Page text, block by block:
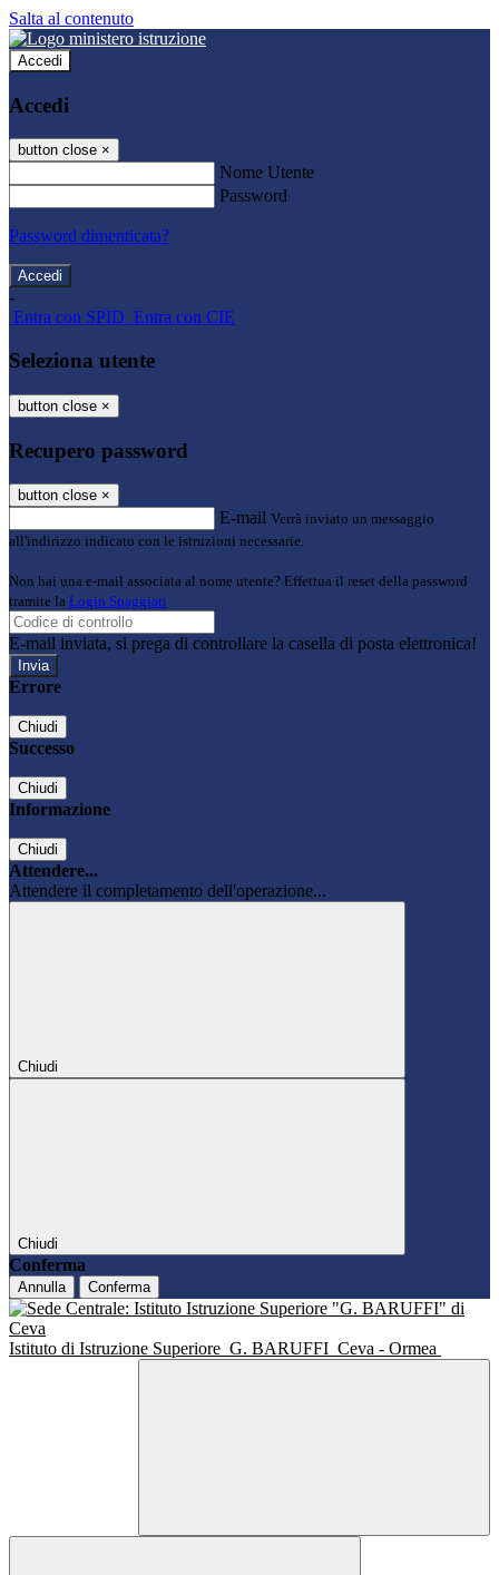
Salta al contenuto
Accedi
Accedi
button close ×
Nome Utente
Password
Password dimenticata?
-
Entra con SPID Entra con CIE
Seleziona utente
button close ×
Recupero password
button close ×
E-mail Verrà inviato un messaggio
all'indirizzo indicato con le istruzioni necessarie.
Non hai una e-mail associata al nome utente? Effettua il reset della password
tramite la Login Spaggiari
E-mail inviata, si prega di controllare la casella di posta elettronica!
Errore
Chiudi
Successo
Chiudi
Informazione
Chiudi
Attendere...
Attendere il completamento dell'operazione...
Chiudi
Chiudi
Conferma
Annulla Conferma
Istituto di Istruzione Superiore G. BARUFFI Ceva - Ormea